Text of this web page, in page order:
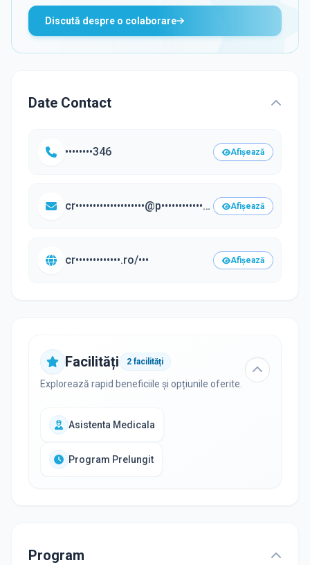
Discută despre o colaborare
Date Contact
••••••••346 Afișează
cr••••••••••••••••••••@p•••••••••••••••••.roAfișează
cr•••••••••••••.ro/••• Afișează
Facilități 2 facilități
Explorează rapid beneficiile și opțiunile oferite.
Asistenta Medicala
Program Prelungit
Program